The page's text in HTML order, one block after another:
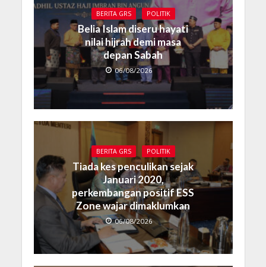
BERITA GRS POLITIK
Belia Islam diseru hayati
nilai hijrah demi masa
depan Sabah
06/08/2026
BERITA GRS POLITIK
Tiada kes penculikan sejak
Januari 2020,
perkembangan positif ESS
Zone wajar dimaklumkan
06/08/2026